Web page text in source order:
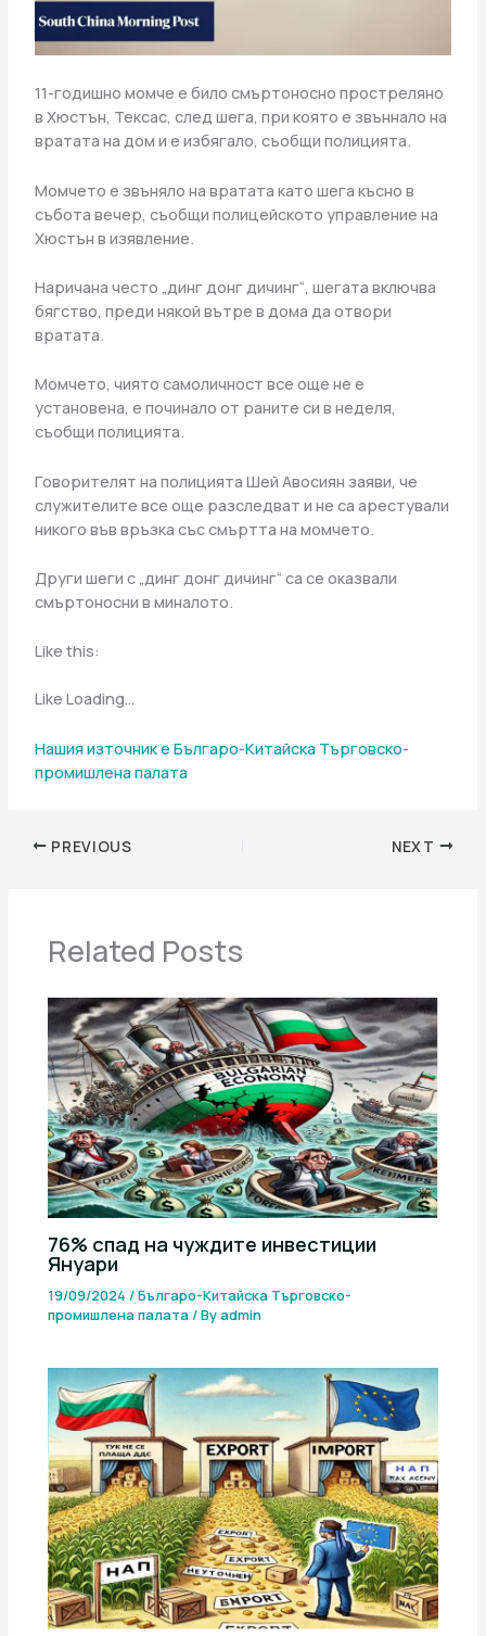
11-годишно момче е било смъртоносно простреляно
в Хюстън, Тексас, след шега, при която е звъннало на
вратата на дом и е избягало, съобщи полицията.
Момчето е звъняло на вратата като шега късно в
събота вечер, съобщи полицейското управление на
Хюстън в изявление.
Наричана често „динг донг дичинг“, шегата включва
бягство, преди някой вътре в дома да отвори
вратата.
Момчето, чиято самоличност все още не е
установена, е починало от раните си в неделя,
съобщи полицията.
Говорителят на полицията Шей Авосиян заяви, че
служителите все още разследват и не са арестували
никого във връзка със смъртта на момчето.
Други шеги с „динг донг дичинг“ са се оказвали
смъртоносни в миналото.
Like this:
Like Loading…
Нашия източник е Българо-Китайска Търговско-
промишлена палaта
PREVIOUS NEXT
Related Posts
76% спад на чуждите инвестиции
Януари
19/09/2024/Българо-Китайска Търговско-
промишлена палaта/ Byadmin